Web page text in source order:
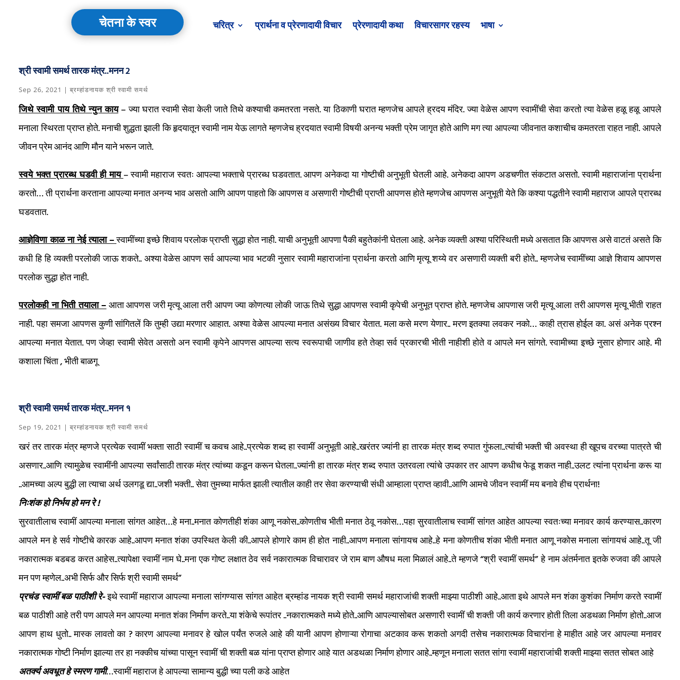
चेतना के स्वर चरित्र प्रार्थना व प्रेरणादायी विचार प्रेरणादायी कथा विचारसागर रहस्य भाषा
श्री स्वामी समर्थ तारक मंत्र..मनन 2
Sep 26, 2021 |ब्रम्हांडनायक श्री स्वामी समर्थ
जिथे स्वामी पाय तिथे न्युन काय– ज्या घरात स्वामी सेवा केली जाते तिथे कश्याची कमतरता नसते. या ठिकाणी घरात म्हणजेच आपले ह्रदय मंदिर. ज्या वेळेस आपण स्वामींची सेवा करतो त्या वेळेस हळू हळू आपले
मनाला स्थिरता प्राप्त होते. मनाची शुद्धता झाली कि हृदयातून स्वामी नाम येऊ लागते म्हणजेच ह्रदयात स्वामी विषयी अनन्य भक्ती प्रेम जागृत होते आणि मग त्या आपल्या जीवनात कशाचीच कमतरता राहत नाही. आपले
जीवन प्रेम आनंद आणि मौन याने भरून जाते.
स्वये भक्त प्रारब्ध घडवी ही माय – स्वामी महाराज स्वतः आपल्या भक्ताचे प्रारब्ध घडवतात. आपण अनेकदा या गोष्टीची अनुभूती घेतली आहे. अनेकदा आपण अडचणीत संकटात असतो. स्वामी महाराजांना प्रार्थना
करतो… ती प्रार्थना करताना आपल्या मनात अनन्य भाव असतो आणि आपण पाहतो कि आपणस व असणारी गोष्टीची प्राप्ती आपणस होते म्हणजेच आपणस अनुभूती येते कि कश्या पद्धतीने स्वामी महाराज आपले प्रारब्ध
घडवतात.
आज्ञेविणा काळ ना नेई त्याला –स्वामींच्या इच्छे शिवाय परलोक प्राप्ती सुद्धा होत नाही. याची अनुभूती आपणा पैकी बहुतेकांनी घेतला आहे. अनेक व्यक्ती अश्या परिस्थिती मध्ये असतात कि आपणस असे वाटतं असते कि
कधी हि हि व्यक्ती परलोकी जाऊ शकते.. अश्या वेळेस आपण सर्व आपल्या भाव भटकी नुसार स्वामी महाराजांना प्रार्थना करतो आणि मृत्यू शय्ये वर असणारी व्यक्ती बरी होते.. म्हणजेच स्वामींच्या आज्ञे शिवाय आपणस
परलोक सुद्धा होत नाही.
परलोकही ना भिती तयाला –आता आपणस जरी मृत्यू आला तरी आपण ज्या कोणत्या लोकी जाऊ तिथे सुद्धा आपणस स्वामी कृपेची अनुभूत प्राप्त होते. म्हणजेच आपणास जरी मृत्यू आला तरी आपणस मृत्यू भीती राहत
नाही. पहा समजा आपणस कुणी सांगितलें कि तुम्ही उद्या मरणार आहात. अश्या वेळेस आपल्या मनात असंख्य विचार येतात. मला कसे मरण येणार.. मरण इतक्या लवकर नको… काही त्रास होईल का. असं अनेक प्रश्न
आपल्या मनात येतात. पण जेव्हा स्वामी सेवेत असतो अन स्वामी कृपेने आपणस आपल्या सत्य स्वरूपाची जाणीव हते तेव्हा सर्व प्रकारची भीती नाहीशी होते व आपले मन सांगते. स्वामीच्या इच्छे नुसार होणार आहे. मी
कशाला चिंता , भीती बाळगू
श्री स्वामी समर्थ तारक मंत्र..मनन १
Sep 19, 2021 |ब्रम्हांडनायक श्री स्वामी समर्थ
खरं तर तारक मंत्र म्हणजे प्रत्येक स्वामीं भक्ता साठी स्वामीं च कवच आहे..प्रत्येक शब्द हा स्वामीं अनुभूती आहे..खरंतर ज्यांनी हा तारक मंत्र शब्द रुपात गुंफला..त्यांची भक्ती ची अवस्था ही खूपच वरच्या पात्रते ची
असणार..आणि त्यामुळेच स्वामींनी आपल्या सर्वांसाठी तारक मंत्र त्यांच्या कडून करून घेतला..ज्यांनी हा तारक मंत्र शब्द रुपात उतरवला त्यांचे उपकार तर आपण कधीच फेडू शकत नाही..उलट त्यांना प्रार्थना करू या
..आमच्या अल्प बुद्धी ला त्याचा अर्थ उलगडू द्या..जशी भक्ती.. सेवा तुमच्या मार्फत झाली त्यातील काही तर सेवा करण्याची संधी आम्हाला प्राप्त व्हावी..आणि आमचे जीवन स्वामीं मय बनावे हीच प्रार्थना!
निःशंक हो निर्भय हो मन रे !
सुरवातीलाच स्वामीं आपल्या मनाला सांगत आहेत…हे मना..मनात कोणतीही शंका आणू नकोस..कोणतीच भीती मनात ठेवू नकोस…पहा सुरवातीलाच स्वामीं सांगत आहेत आपल्या स्वतःच्या मनावर कार्य करण्यास..कारण
आपले मन हे सर्व गोष्टीचे कारक आहे..आपण मनात शंका उपस्थित केली की..आपले होणारे काम ही होत नाही..आपण मनाला सांगायच आहे..हे मना कोणतीच शंका भीती मनात आणू नकोस मनाला सांगायचं आहे..तू जी
नकारात्मक बडबड करत आहेस..त्यापेक्षा स्वामीं नाम घे..मना एक गोष्ट लक्षात ठेव सर्व नकारात्मक विचारावर जे राम बाण औषध मला मिळालं आहे..ते म्हणजे “श्री स्वामीं समर्थ” हे नाम अंतर्मनात इतके रुजवा की आपले
मन पण म्हणेल..अभी सिर्फ और सिर्फ श्री स्वामी समर्थ”
प्रचंड स्वामीं बळ पाठीशी रे-इथे स्वामीं महाराज आपल्या मनाला सांगण्यास सांगत आहेत ब्रम्हांड नायक श्री स्वामी समर्थ महाराजांची शक्ती माझ्या पाठीशी आहे..आता इथे आपले मन शंका कुशंका निर्माण करते स्वामीं
बळ पाठीशी आहे तरी पण आपले मन आपल्या मनात शंका निर्माण करते..या शंकेचे रूपांतर ..नकारात्मकते मध्ये होते..आणि आपल्यासोबत असणारी स्वामीं ची शक्ती जी कार्य करणार होती तिला अडथळा निर्माण होतो..आज
आपण हाथ धुतो.. मास्क लावतो का ? कारण आपल्या मनावर हे खोल पर्यंत रुजले आहे की यानी आपण होणाऱ्या रोगाचा अटकाव करू शकतो अगदी तसेच नकारात्मक विचारांना हे माहीत आहे जर आपल्या मनावर
नकारात्मक गोष्टी निर्माण झाल्या तर हा नक्कीच यांच्या पासून स्वामीं ची शक्ती बळ यांना प्राप्त होणार आहे यात अडथळा निर्माण होणार आहे..म्हणून मनाला सतत सांगा स्वामीं महाराजांची शक्ती माझ्या सतत सोबत आहे
अतर्क्य अवधूत हे स्मरण गामी…स्वामीं महाराज हे आपल्या सामान्य बुद्धी च्या पली कडे आहेत